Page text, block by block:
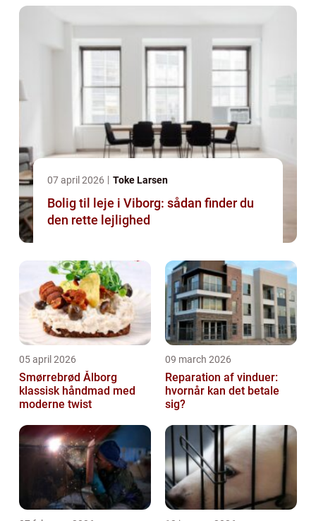
07 april 2026 Toke Larsen
Bolig til leje i Viborg: sådan finder du
den rette lejlighed
05 april 2026
Smørrebrød Ålborg
klassisk håndmad med
moderne twist
09 march 2026
Reparation af vinduer:
hvornår kan det betale
sig?